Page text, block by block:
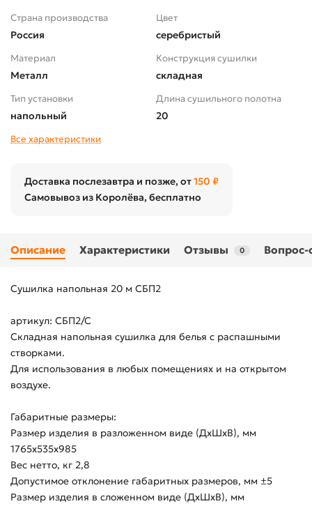
Страна производства
Россия
Цвет
серебристый
Материал
Металл
Конструкция сушилки
складная
Тип установки
напольный
Длина сушильного полотна
20
Все характеристики
Доставка послезавтра и позже, от150 ₽
Самовывоз из Королёва, бесплатно
Описание Характеристики Отзывы 0 Вопрос-
Сушилка напольная 20 м СБП2
артикул: СБП2/С
Складная напольная сушилка для белья с распашными
створками.
Для использования в любых помещениях и на открытом
воздухе.
Габаритные размеры:
Размер изделия в разложенном виде (ДхШхВ), мм
1765х535х985
Вес нетто, кг 2,8
Допустимое отклонение габаритных размеров, мм ±5
Размер изделия в сложенном виде (ДхШхВ), мм